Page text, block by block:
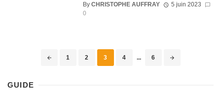
By CHRISTOPHE AUFFRAY
5 juin 2023
0
1 2 3 4 ... 6
GUIDE